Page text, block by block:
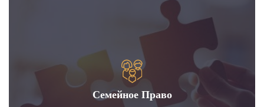
Семейное Право